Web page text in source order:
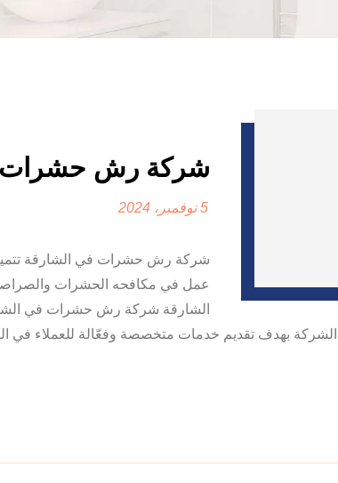
شركة رش حشرات في
5 نوفمبر، 2024
شركة رش حشرات في الشارقة
عمل في مكافحه الحشرات
الشارقة شركة رش حشرات في
بهدف تقديم خدمات متخصصة وفعّالة للعملاء في